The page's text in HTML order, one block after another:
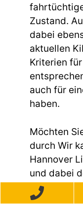
Zustand.
dabei
aktuellen
Kriterien
auch für
haben.
Möchten
durch Wir
Hannover
und dabei